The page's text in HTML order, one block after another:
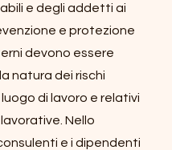
e degli addetti ai
e protezione
devono essere
natura dei rischi
di lavoro e relativi
Nello
e i dipendenti